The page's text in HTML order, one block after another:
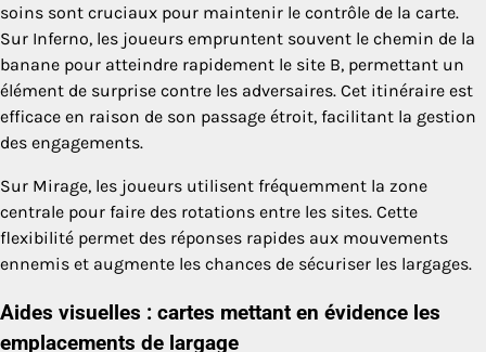
soins sont cruciaux pour maintenir le contrôle de la carte.
Sur Inferno, les joueurs empruntent souvent le chemin de la
banane pour atteindre rapidement le site B, permettant un
élément de surprise contre les adversaires. Cet itinéraire est
efficace en raison de son passage étroit, facilitant la gestion
des engagements.
Sur Mirage, les joueurs utilisent fréquemment la zone
centrale pour faire des rotations entre les sites. Cette
flexibilité permet des réponses rapides aux mouvements
ennemis et augmente les chances de sécuriser les largages.
Aides visuelles : cartes mettant en évidence les
emplacements de largage